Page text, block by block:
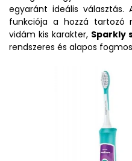
egyaránt ideális választás.
funkciója a hozzá tartozó
vidám kis karakter, Sparkly
rendszeres és alapos